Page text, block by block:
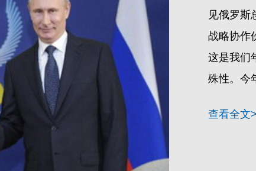
见俄罗斯
战略协作
这是我们
殊性。今
查看全文